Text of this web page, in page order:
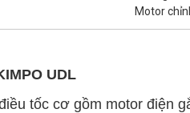
Motor
UDL
tốc cơ gồm motor điện